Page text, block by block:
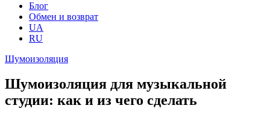
Блог
Обмен и возврат
UA
RU
Шумоизоляция
Шумоизоляция для музыкальной
студии: как и из чего сделать